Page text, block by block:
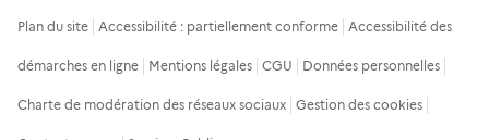
Plan du site Accessibilité : partiellement conforme Accessibilité des
démarches en ligne Mentions légales CGU Données personnelles
Charte de modération des réseaux sociaux Gestion des cookies